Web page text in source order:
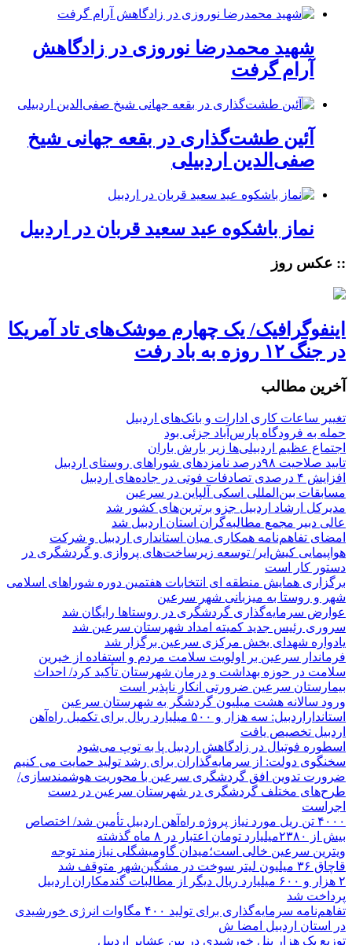
شهید محمدرضا نوروزی در زادگاهش
آرام گرفت
آئین طشت‌گذاری در بقعه جهانی شیخ
صفی‌الدین اردبیلی
نماز باشکوه عید سعید قربان در اردبیل
:: عکس روز
اینفوگرافیک/ یک چهارم موشک‌های تاد آمریکا
در جنگ ۱۲ روزه به باد رفت
آخرین مطالب
تغییر ساعات کاری ادارات و بانک‌های اردبیل
حمله به فرودگاه پارس‌‌آباد جزئی بود
اجتماع عظیم اردبیلی‌ها زیر بارش باران
تایید صلاحیت ۹۸درصد نامزدهای شوراهای روستای اردبیل
افزایش ۴ درصدی تصادفات فوتی در جاده‌های اردبیل
مسابقات بین‌المللی اسکی آلپاین در سرعین
مدیرکل ارشاد اردبیل جزو برترین‌های کشور شد
عالی دبیر مجمع مطالبه‌گران استان اردبیل شد
امضای تفاهم‌نامه همکاری میان استانداری اردبیل و شرکت
هواپیمایی کیش‌ایر/ توسعه زیرساخت‌های پروازی و گردشگری در
دستور کار است
برگزاری همایش منطقه ای انتخابات هفتمین دوره شوراهای اسلامی
شهر و روستا به میزبانی شهر سرعین
عوارض سرمایه‌گذاری گردشگری در روستاها رایگان شد
سروری رئیس جدید کمیته امداد شهرستان سرعین شد
یادواره شهدای بخش مرکزی سرعین برگزار شد
فرماندار سرعین بر اولویت سلامت مردم و استفاده از خیرین
سلامت در حوزه بهداشت و درمان شهرستان تأکید کرد/ احداث
بیمارستان سرعین ضرورتی انکار ناپذیر است
ورود سالانه هشت میلیون گردشگر به شهرستان سرعین
استانداراردبیل: سه هزار و ۵۰۰ میلیارد ریال برای تکمیل راه‌آهن
اردبیل تخصیص یافت
اسطوره فوتبال در زادگاهش اردبیل پا به توپ می‌شود
سخنگوی دولت: از سرمایه‌گذاران برای رشد تولید حمایت می کنیم
ضرورت تدوین افق گردشگری سرعین با محوریت هوشمندسازی/
طرح‌های مختلف گردشگری در شهرستان سرعین در دست
اجراست
۴۰۰۰ تن ریل مورد نیاز پروژه راه‌آهن اردبیل تأمین شد/ اختصاص
بیش از ۲۳۸۰میلیارد تومان اعتبار در ۸ ماه گذشته
ویترین سرعین خالی است؛میدان گاومیشگلی نیازمند توجه
قاچاق ۳۶ میلیون لیتر سوخت در مشگین‌شهر متوقف شد
۲ هزار و ۶۰۰‌ میلیارد ریال دیگر از مطالبات گندمکاران اردبیل
پرداخت شد
تفاهم‌نامه سرمایه‌گذاری برای تولید ۴۰۰ مگاوات انرژی خورشیدی
در استان اردبیل امضا ش
توزیع یک هزار پنل خورشیدی در بین عشایر اردبیل